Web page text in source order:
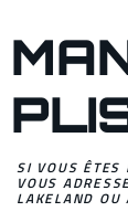
SI VOUS ÊTES
VOUS
LAKELAND OU